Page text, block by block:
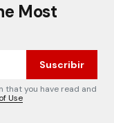
Most
Suscribir
that you have read and
Use